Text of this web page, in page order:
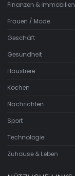
Finanzen & Immobilien
Frauen / Mode
Geschäft
Gesundheit
Haustiere
Kochen
Nachrichten
Sport
Technologie
Zuhause & Leben